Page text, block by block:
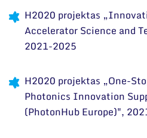
Darbuotojams
Nuorodos
Narystė
Tarptautinė
Mokslininkai
Darbuotojų
H2020 projektas
Accelerator Science and
2021-2025
H2020 projektas „One-
Photonics Innovation
(PhotonHub Europe)",